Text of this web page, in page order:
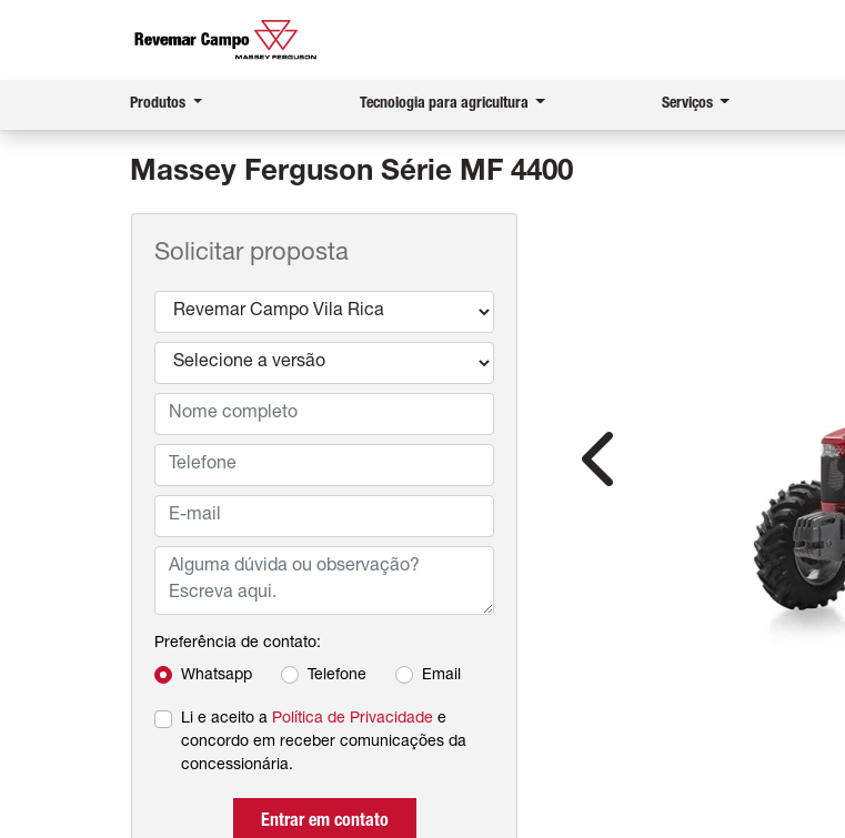
Produtos Tecnologia para agricultura Serviços
Massey Ferguson Série MF 4400
Solicitar proposta
Preferência de contato:
Whatsapp Telefone Email
Li e aceito a Política de Privacidade e
concordo em receber comunicações da
concessionária.
Entrar em contato
Anterior